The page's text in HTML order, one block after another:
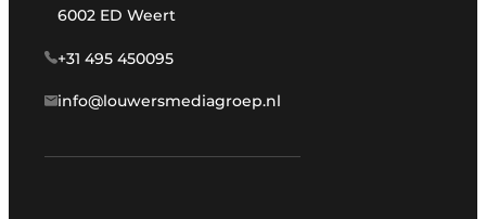
6002 ED Weert
+31 495 450095
info@louwersmediagroep.nl